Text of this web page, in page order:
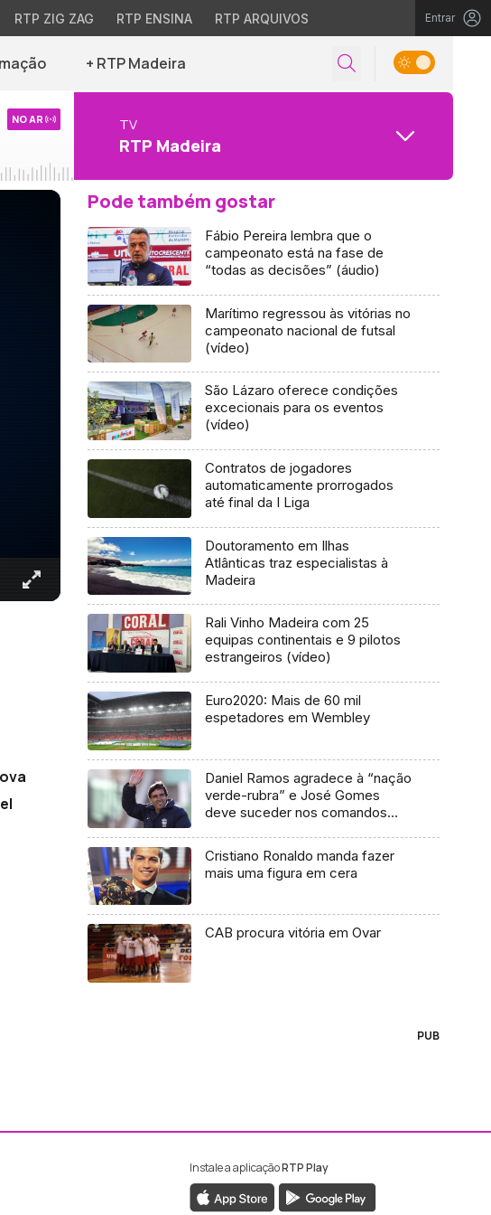
RTP ZIG ZAG RTP ENSINA RTP ARQUIVOS Entrar
+ RTP Madeira
NO AR TV
RTP Madeira
Pode também gostar
Fábio Pereira lembra que o
campeonato está na fase de
“todas as decisões” (áudio)
Marítimo regressou às vitórias no
campeonato nacional de futsal
(vídeo)
São Lázaro oferece condições
excecionais para os eventos
(vídeo)
Contratos de jogadores
automaticamente prorrogados
até final da I Liga
Doutoramento em Ilhas
Atlânticas traz especialistas à
Madeira
Rali Vinho Madeira com 25
equipas continentais e 9 pilotos
estrangeiros (vídeo)
Euro2020: Mais de 60 mil
espetadores em Wembley
Daniel Ramos agradece à “nação
verde-rubra” e José Gomes
deve suceder nos comandos
Cristiano Ronaldo manda fazer
mais uma figura em cera
CAB procura vitória em Ovar
PUB
ao Facebook da RTP Madeira
ao Instagram da RTP Madeira
Instale a aplicaçãoRTP Play